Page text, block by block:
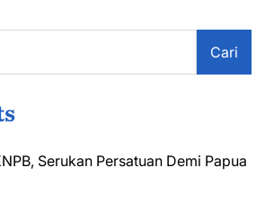
Cari
Serukan Persatuan Demi Papua